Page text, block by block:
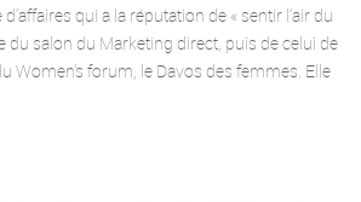
qui a la réputation de « sentir l’air du
du salon du Marketing direct, puis de celui de
Women’s forum, le Davos des femmes. Elle